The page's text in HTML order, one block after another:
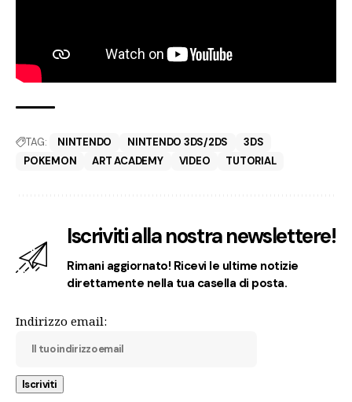
TAG: NINTENDO NINTENDO 3DS/2DS
3DS
POKEMON
ART ACADEMY VIDEO TUTORIAL
Iscriviti alla nostra newslettere!
Rimani aggiornato! Ricevi le ultime notizie
direttamente nella tua casella di posta.
Indirizzo email: